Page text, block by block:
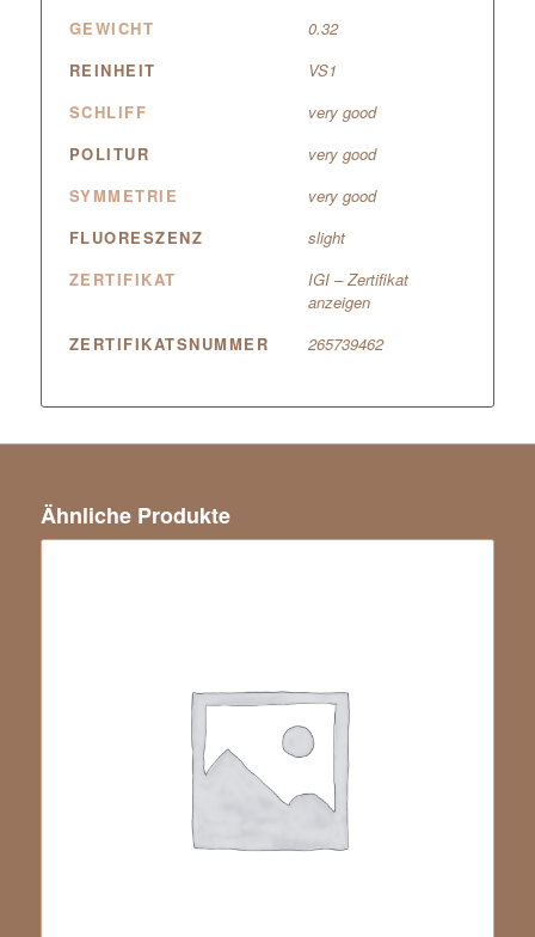
GEWICHT
0.32
REINHEIT
VS1
SCHLIFF
very good
POLITUR
very good
SYMMETRIE
very good
FLUORESZENZ
slight
ZERTIFIKAT
IGI – Zertifikat
anzeigen
ZERTIFIKATSNUMMER
265739462
Ähnliche Produkte